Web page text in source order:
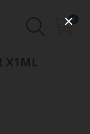
0
X1ML